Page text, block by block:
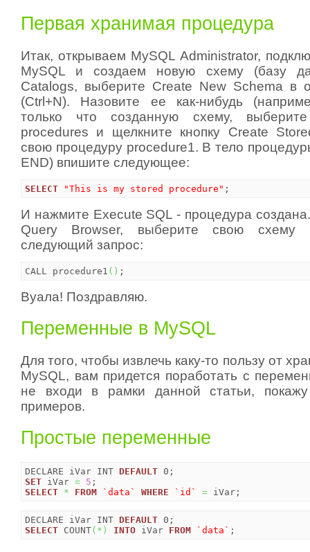
Первая хранимая процедура
Итак, открываем MySQL Administrator,
MySQL и создаем новую схему (базу
Catalogs, выберите Create New Schema в
(Ctrl+N). Назовите ее как-нибудь
только что созданную схему,
procedures и щелкните кнопку Create
свою процедуру procedure1. В тело
END) впишите следующее:
SELECT "This is my stored procedure" ;
И нажмите Execute SQL - процедура
Query Browser, выберите свою
следующий запрос:
CALL procedure1 ( ) ;
Вуала! Поздравляю.
Переменные в MySQL
Для того, чтобы извлечь каку-то пользу от
MySQL, вам придется поработать с
не входи в рамки данной статьи,
примеров.
Простые переменные
DECLARE iVar INT DEFAULT
SET iVar = 5
SELECT * FROM `data` WHERE `id` = iVar;
DECLARE iVar INT DEFAULT
SELECT COUNT( * ) INTO iVar FROM `data` ;